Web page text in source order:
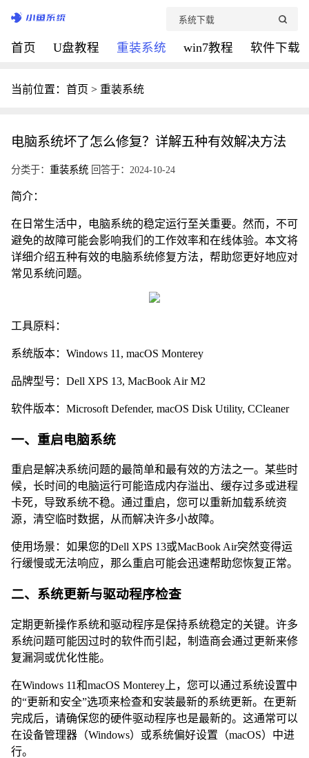
首页 U盘教程 重装系统 win7教程 软件下载
当前位置： 首页 > 重装系统
电脑系统坏了怎么修复？详解五种有效解决方法
分类于： 重装系统 回答于：2024-10-24
简介：
在日常生活中，电脑系统的稳定运行至关重要。然而，不可
避免的故障可能会影响我们的工作效率和在线体验。本文将
详细介绍五种有效的电脑系统修复方法，帮助您更好地应对
常见系统问题。
工具原料：
系统版本：Windows 11, macOS Monterey
品牌型号：Dell XPS 13, MacBook Air M2
软件版本：Microsoft Defender, macOS Disk Utility, CCleaner
一、重启电脑系统
重启是解决系统问题的最简单和最有效的方法之一。某些时
候，长时间的电脑运行可能造成内存溢出、缓存过多或进程
卡死，导致系统不稳。通过重启，您可以重新加载系统资
源，清空临时数据，从而解决许多小故障。
使用场景：如果您的Dell XPS 13或MacBook Air突然变得运
行缓慢或无法响应，那么重启可能会迅速帮助您恢复正常。
二、系统更新与驱动程序检查
定期更新操作系统和驱动程序是保持系统稳定的关键。许多
系统问题可能因过时的软件而引起，制造商会通过更新来修
复漏洞或优化性能。
在Windows 11和macOS Monterey上，您可以通过系统设置中
的“更新和安全”选项来检查和安装最新的系统更新。在更新
完成后，请确保您的硬件驱动程序也是最新的。这通常可以
在设备管理器（Windows）或系统偏好设置（macOS）中进
行。